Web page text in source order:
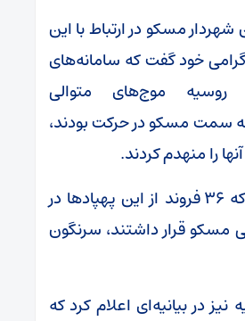
مسکو در ارتباط با این
خود گفت که سامانه‌های
روسیه موج‌های متوالی
به سمت مسکو در حرکت بودند،
را منهدم کردند.
وی تصریح کرد که ۳۶ فروند از این پهپادها در
مسکو قرار داشتند، سرنگون
نیز در بیانیه‌ای اعلام کرد که